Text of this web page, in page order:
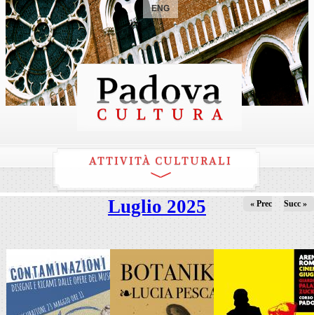
ENG
ATTIVITÀ CULTURALI
Luglio 2025 « Prec Succ »